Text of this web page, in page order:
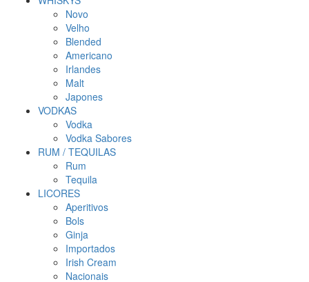
Novo
Velho
Blended
Americano
Irlandes
Malt
Japones
VODKAS
Vodka
Vodka Sabores
RUM / TEQUILAS
Rum
Tequila
LICORES
Aperitivos
Bols
Ginja
Importados
Irish Cream
Nacionais